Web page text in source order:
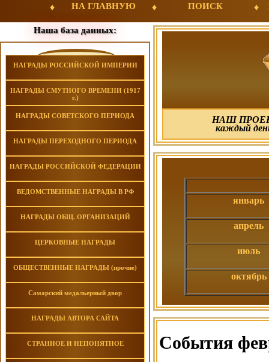
НА ГЛАВНУЮ ПОИСК
Наша база данных:
НАГРАДЫ РОССИЙСКОЙ ИМПЕРИИ
НАГРАДЫ СМУТНОГО ВРЕМЕНИ (1917
г.)
НАГРАДЫ СОВЕТСКОГО ПЕРИОДА
НАГРАДЫ ПЕРЕХОДНОГО ПЕРИОДА
НАГРАДЫ РОССИЙСКОЙ ФЕДЕРАЦИИ
ВЕДОМСТВЕННЫЕ НАГРАДЫ В РФ
НАГРАДЫ ОБЩ. ОРГАНИЗАЦИЙ
ЦЕРКОВНЫЕ НАГРАДЫ
ОБЩЕСТВЕННЫЕ НАГРАДЫ (прочие)
Самарский медальерный двор
НАГРАДЫ АВТОРА САЙТА
СТРАННОЕ И НЕПОНЯТНОЕ
НАШ
каждый
январь
апрель
июль
октябрь
События